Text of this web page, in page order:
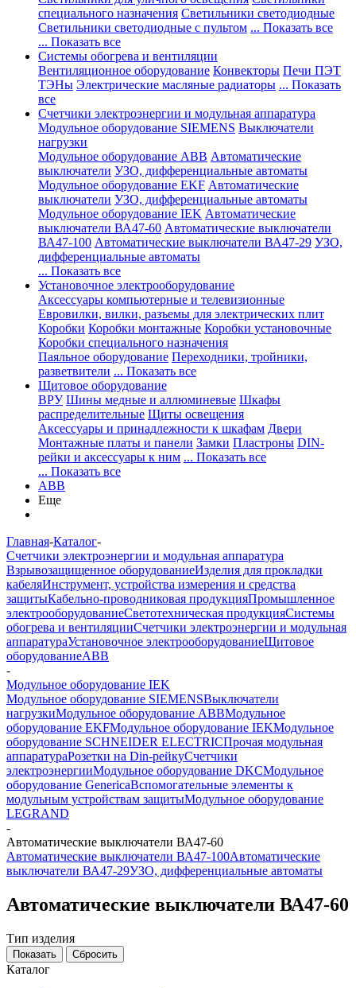
специального назначения Светильники светодиодные
Светильники светодиодные с пультом ... Показать все
... Показать все
Системы обогрева и вентиляции
Вентиляционное оборудование Конвекторы Печи ПЭТ
ТЭНы Электрические масляные радиаторы ... Показать
все
Счетчики электроэнергии и модульная аппаратура
Модульное оборудование SIEMENS Выключатели
нагрузки
Модульное оборудование ABB Автоматические
выключатели УЗО, дифференциальные автоматы
Модульное оборудование EKF Автоматические
выключатели УЗО, дифференциальные автоматы
Модульное оборудование IEK Автоматические
выключатели ВА47-60 Автоматические выключатели
ВА47-100 Автоматические выключатели ВА47-29 УЗО,
дифференциальные автоматы
... Показать все
Установочное электрооборудование
Аксессуары компьютерные и телевизионные
Евровилки, вилки, разъемы для электрических плит
Коробки Коробки монтажные Коробки установочные
Коробки специального назначения
Паяльное оборудование Переходники, тройники,
разветвители ... Показать все
Щитовое оборудование
ВРУ Шины медные и аллюминевые Шкафы
распределительные Щиты освещения
Аксессуары и принадлежности к шкафам Двери
Монтажные платы и панели Замки Пластроны DIN-
рейки и аксессуары к ним ... Показать все
... Показать все
ABB
Еще
Главная-Каталог-
Счетчики электроэнергии и модульная аппаратура
Взрывозащищенное оборудованиеИзделия для прокладки
кабеляИнструмент, устройства измерения и средства
защитыКабельно-проводниковая продукцияПромышленное
электрооборудованиеСветотехническая продукцияСистемы
обогрева и вентиляцииСчетчики электроэнергии и модульная
аппаратураУстановочное электрооборудованиеЩитовое
оборудованиеABB
-
Модульное оборудование IEK
Модульное оборудование SIEMENSВыключатели
нагрузкиМодульное оборудование ABBМодульное
оборудование EKFМодульное оборудование IEKМодульное
оборудование SCHNEIDER ELECTRICПрочая модульная
аппаратураРозетки на Din-рейкуСчетчики
электроэнергииМодульное оборудование DKCМодульное
оборудование GenericaВспомогательные элементы к
модульным устройствам защитыМодульное оборудование
LEGRAND
-
Автоматические выключатели ВА47-60
Автоматические выключатели ВА47-100Автоматические
выключатели ВА47-29УЗО, дифференциальные автоматы
Автоматические выключатели ВА47-60
Тип изделия
Каталог